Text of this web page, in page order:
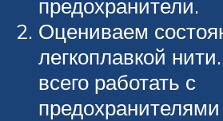
предохранители.
Оцениваем
легкоплавкой
всего работать с